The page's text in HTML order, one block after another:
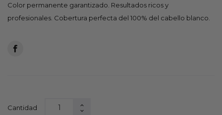
Color permanente garantizado. Resultados ricos y
profesionales. Cobertura perfecta del 100% del cabello blanco.
Cantidad